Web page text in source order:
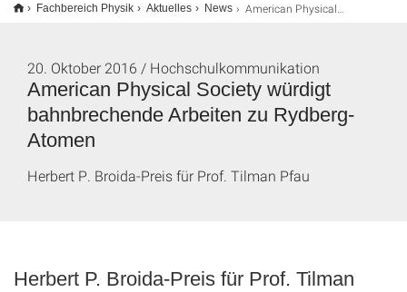
Fachbereich Physik Aktuelles News American Physical Society würdigt bahnbrechende Arbeiten zu Rydberg-Atomen
American Physical Society würdigt
bahnbrechende Arbeiten zu Rydberg-
Atomen
20. Oktober 2016 / Hochschulkommunikation
Herbert P. Broida-Preis für Prof. Tilman Pfau
Herbert P. Broida-Preis für Prof. Tilman